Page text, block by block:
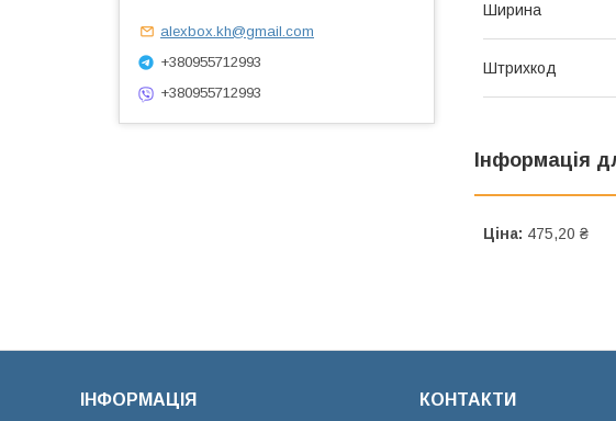
Ширина
Штрихкод
Інформація
Ціна: 475,20 ₴
alexbox.kh@gmail.com
+380955712993
+380955712993
ІНФОРМАЦІЯ КОНТАКТИ